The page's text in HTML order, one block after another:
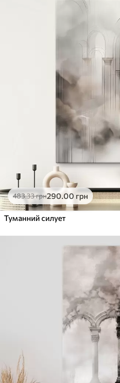
483.33грн290.00 грн
Туманний силует